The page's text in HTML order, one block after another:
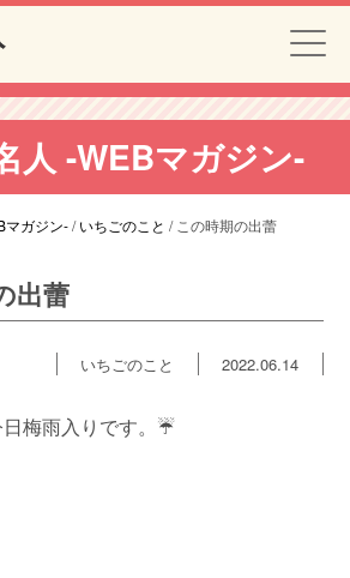
人 -WEBマガジン-
マガジン-/いちごのこと / この時期の出蕾
出蕾
いちごのこと 2022.06.14
梅雨入りです。☔️